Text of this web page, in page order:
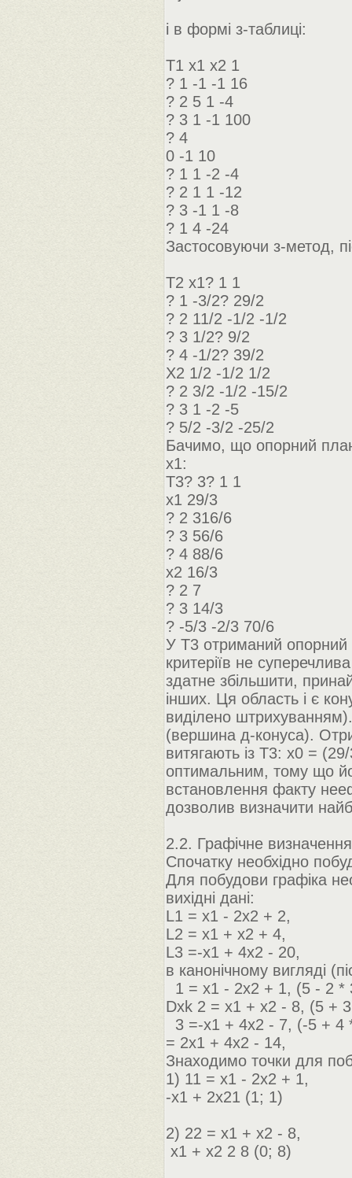
і в формі з-таблиці:
Т1 х1 х2 1
? 1 -1 -1 16
? 2 5 1 -4
? 3 1 -1 100
? 4
0 -1 10
? 1 1 -2 -4
? 2 1 1 -12
? 3 -1 1 -8
? 1 4 -24
Застосовуючи з-метод,
Т2 х1? 1 1
? 1 -3/2? 29/2
? 2 11/2 -1/2 -1/2
? 3 1/2? 9/2
? 4 -1/2? 39/2
X2 1/2 -1/2 1/2
? 2 3/2 -1/2 -15/2
? 3 1 -2 -5
? 5/2 -3/2 -25/2
Бачимо, що опорний
х1:
Т3? 3? 1 1
x1 29/3
? 2 316/6
? 3 56/6
? 4 88/6
x2 16/3
? 2 7
? 3 14/3
? -5/3 -2/3 70/6
У Т3 отриманий опорний
критеріїв не
здатне збільшити,
інших. Ця область і є
виділено
(вершина д-конуса).
витягають із Т3: х0 =
оптимальним, тому що
встановлення факту
дозволив визначити
2.2. Графічне визначення
Спочатку необхідно
Для побудови графіка
вихідні дані:
L1 = x1 - 2x2 + 2,
L2 = x1 + x2 + 4,
L3 =-x1 + 4x2 - 20,
в канонічному вигляді
1 = x1 - 2x2 + 1, (5 - 2 *
Dxk 2 = x1 + x2 - 8, (5 +
3 =-x1 + 4x2 - 7, (-5 + 4
= 2x1 + 4x2 - 14,
Знаходимо точки для
1) 11 = x1 - 2x2 + 1,
-x1 + 2x21 (1; 1)
2) 22 = x1 + x2 - 8,
x1 + x2 2 8 (0; 8)